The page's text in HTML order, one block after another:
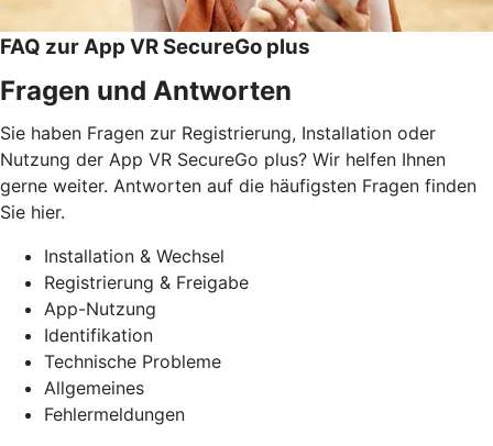
FAQ zur App VR SecureGo plus
Fragen und Antworten
Sie haben Fragen zur Registrierung, Installation oder
Nutzung der App VR SecureGo plus? Wir helfen Ihnen
gerne weiter. Antworten auf die häufigsten Fragen finden
Sie hier.
Installation & Wechsel
Registrierung & Freigabe
App-Nutzung
Identifikation
Technische Probleme
Allgemeines
Fehlermeldungen